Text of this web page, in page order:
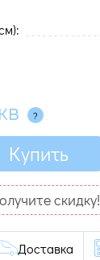
Купить
cкидку!
Доставка